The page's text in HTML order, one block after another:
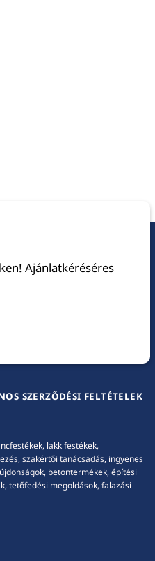
Ajánlatkéréséres
SZERZŐDÉSI FELTÉTELEK
lakk festékek,
szakértői tanácsadás, ingyenes
betontermékek, építési
tetőfedési megoldások, falazási